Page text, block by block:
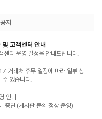
지
센터 운영 일정을 안내드립니다.
거래처 휴무 일정에 따라 일부 상
수 있습니다.
안내
단 (게시판 문의 정상 운영)